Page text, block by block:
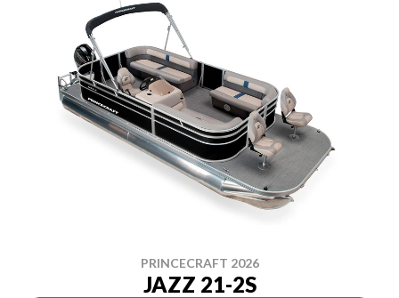
PRINCECRAFT 2026
JAZZ 21-2S